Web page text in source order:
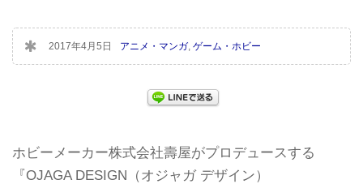
2017年4月5日 アニメ・マンガ ゲーム・ホビー
ホビーメーカー株式会社壽屋がプロデュースする
『OJAGA DESIGN（オジャガ デザイン）